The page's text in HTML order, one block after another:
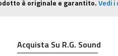
è originale e garantito.Vedi
Acquista Su R.G. Sound